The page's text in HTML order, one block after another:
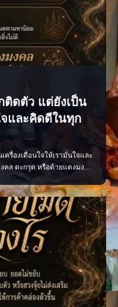
ติดตัว แต่ยังเป็น
จและคิดดีในทุก
รื่องเตือนใจให้เรามั่นใจและ
คล ตะกรุด หรือด้ายแดงมงคล
ธา และตั้งใจทำสิ่งดี ๆ แล้ว
าย ทายทัก เสน่ห์ ของขลัง ดูด